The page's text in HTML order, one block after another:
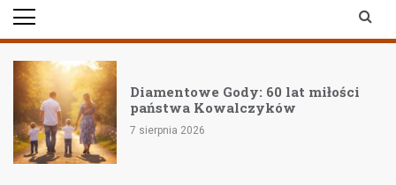
Diamentowe Gody: 60 lat miłości
państwa Kowalczyków
7 sierpnia 2026